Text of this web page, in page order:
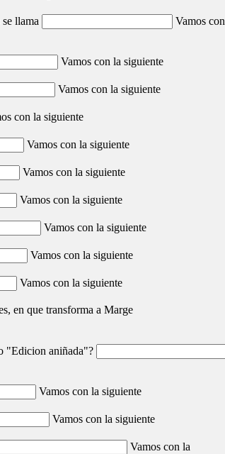
llama
Vamos con
Vamos con la siguiente
Vamos con la siguiente
con la siguiente
Vamos con la siguiente
Vamos con la siguiente
Vamos con la siguiente
Vamos con la siguiente
Vamos con la siguiente
Vamos con la siguiente
en que transforma a Marge
"Edicion aniñada"?
Vamos con la siguiente
Vamos con la siguiente
Vamos con la